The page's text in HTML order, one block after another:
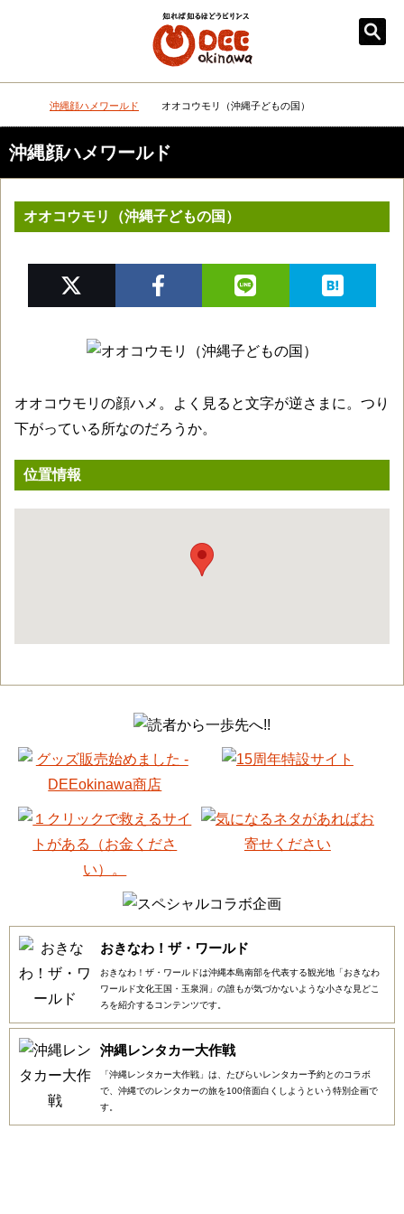
DEEokinawaトップ
沖縄顔ハメワールド オオコウモリ（沖縄子どもの国）
沖縄顔ハメワールド
オオコウモリ（沖縄子どもの国）
オオコウモリの顔ハメ。よく見ると文字が逆さまに。つり
下がっている所なのだろうか。
位置情報
おきなわ！ザ・ワールド
おきなわ！ザ・ワールドは沖縄本島南部を代表する観光地「おきなわ
ワールド文化王国・玉泉洞」の誰もが気づかないような小さな見どこ
ろを紹介するコンテンツです。
沖縄レンタカー大作戦
「沖縄レンタカー大作戦」は、たびらいレンタカー予約とのコラボ
で、沖縄でのレンタカーの旅を100倍面白くしようという特別企画で
す。